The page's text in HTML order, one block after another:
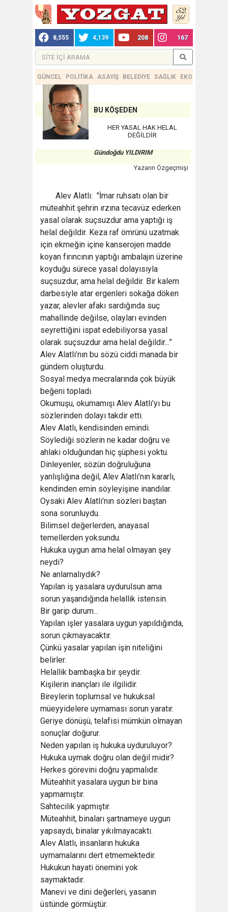
8,555 4,139 208 167
GÜNCEL POLİTİKA ASAYİŞ BELEDİYE SAĞLIK EKONOMİ
BU KÖŞEDEN
HER YASAL HAK HELAL
DEĞİLDİR
Gündoğdu YILDIRIM
Yazarın Özgeçmişi
Alev Alatlı: "İmar ruhsatı olan bir
müteahhit şehrin ırzına tecavüz ederken
yasal olarak suçsuzdur ama yaptığı iş
helal değildir. Keza raf ömrünü uzatmak
için ekmeğin içine kanserojen madde
koyan fırıncının yaptığı ambalajın üzerine
koyduğu sürece yasal dolayısıyla
suçsuzdur, ama helal değildir. Bir kalem
darbesiyle atar ergenleri sokağa döken
yazar, alevler afakı sardığında suç
mahallinde değilse, olayları evinden
seyrettiğini ispat edebiliyorsa yasal
olarak suçsuzdur ama helal değildir...”
Alev Alatlı’nın bu sözü ciddi manada bir
gündem oluşturdu.
Sosyal medya mecralarında çok büyük
beğeni topladı.
Okumuşu, okumamışı Alev Alatlı’yı bu
sözlerinden dolayı takdir etti.
Alev Alatlı, kendisinden emindi.
Söylediği sözlerin ne kadar doğru ve
ahlaki olduğundan hiç şüphesi yoktu.
Dinleyenler, sözün doğruluğuna
yanlışlığına değil, Alev Alatlı’nın kararlı,
kendinden emin söyleyişine inandılar.
Oysaki Alev Alatlı’nın sözleri baştan
sona sorunluydu.
Bilimsel değerlerden, anayasal
temellerden yoksundu.
Hukuka uygun ama helal olmayan şey
neydi?
Ne anlamalıydık?
Yapılan iş yasalara uydurulsun ama
sorun yaşandığında helallik istensin.
Bir garip durum...
Yapılan işler yasalara uygun yapıldığında,
sorun çıkmayacaktır.
Çünkü yasalar yapılan işin niteliğini
belirler.
Helallik bambaşka bir şeydir.
Kişilerin inançları ile ilgilidir.
Bireylerin toplumsal ve hukuksal
müeyyidelere uymaması sorun yaratır.
Geriye dönüşü, telafisi mümkün olmayan
sonuçlar doğurur.
Neden yapılan iş hukuka uyduruluyor?
Hukuka uymak doğru olan değil midir?
Herkes görevini doğru yapmalıdır.
Müteahhit yasalara uygun bir bina
yapmamıştır.
Sahtecilik yapmıştır.
Müteahhit, binaları şartnameye uygun
yapsaydı, binalar yıkılmayacaktı.
Alev Alatlı, insanların hukuka
uymamalarını dert etmemektedir.
Hukukun hayati önemini yok
saymaktadır.
Manevi ve dini değerleri, yasanın
üstünde görmüştür.